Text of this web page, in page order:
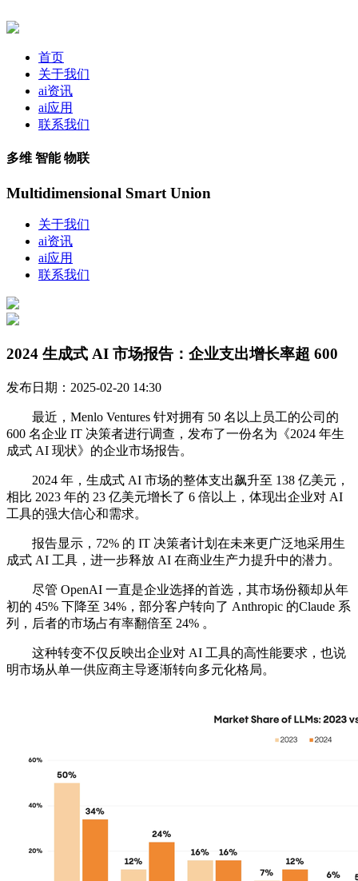
首页
关于我们
ai资讯
ai应用
联系我们
多维 智能 物联
Multidimensional Smart Union
关于我们
ai资讯
ai应用
联系我们
2024 生成式 AI 市场报告：企业支出增长率超 600
发布日期：2025-02-20 14:30
最近，Menlo Ventures 针对拥有 50 名以上员工的公司的
600 名企业 IT 决策者进行调查，发布了一份名为《2024 年生
成式 AI 现状》的企业市场报告。
2024 年，生成式 AI 市场的整体支出飙升至 138 亿美元，
相比 2023 年的 23 亿美元增长了 6 倍以上，体现出企业对 AI
工具的强大信心和需求。
报告显示，72% 的 IT 决策者计划在未来更广泛地采用生
成式 AI 工具，进一步释放 AI 在商业生产力提升中的潜力。
尽管 OpenAI 一直是企业选择的首选，其市场份额却从年
初的 45% 下降至 34%，部分客户转向了 Anthropic 的Claude 系
列，后者的市场占有率翻倍至 24% 。
这种转变不仅反映出企业对 AI 工具的高性能要求，也说
明市场从单一供应商主导逐渐转向多元化格局。